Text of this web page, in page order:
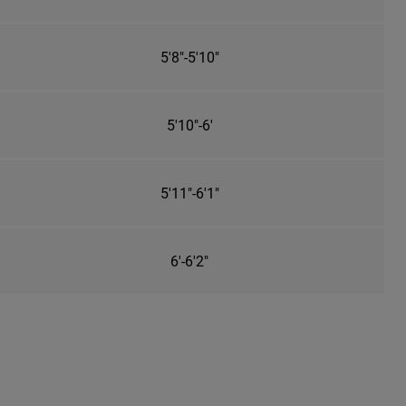
5'8"-5'10"
5'10"-6'
5'11"-6'1"
6'-6'2"